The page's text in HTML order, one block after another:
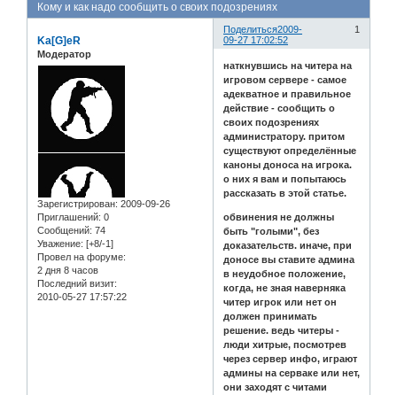
Кому и как надо сообщить о своих подозрениях
Поделиться 1
2009-
09-27 17:02:52
Ka[G]eR
Модератор
Зарегистрирован: 2009-09-26
Приглашений: 0
Сообщений: 74
Уважение: [+8/-1]
Провел на форуме:
2 дня 8 часов
Последний визит:
2010-05-27 17:57:22
наткнувшись на читера на
игровом сервере - самое
адекватное и правильное
действие - сообщить о
своих подозрениях
администратору. притом
существуют определённые
каноны доноса на игрока.
о них я вам и попытаюсь
рассказать в этой статье.
обвинения не должны
быть "голыми", без
доказательств. иначе, при
доносе вы ставите админа
в неудобное положение,
когда, не зная наверняка
читер игрок или нет он
должен принимать
решение. ведь читеры -
люди хитрые, посмотрев
через сервер инфо, играют
админы на серваке или нет,
они заходят с читами